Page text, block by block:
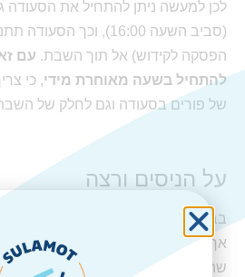
לכן למעשה ניתן להתחיל את
(סביב השעה 16:00), וכך
הפסקה לקידוש) אל תוך השבת. עם
להתחיל בשעה מאוחרת מידי, כי
של פורים בסעודה וגם לחלק של
על הניסים ורצה
בברכת המזון בוודאי צריך לומר “רצה”,
אך האם אומרים גם “על הניסים”?
שהמשיך את סעודתו במוצאי פורים,